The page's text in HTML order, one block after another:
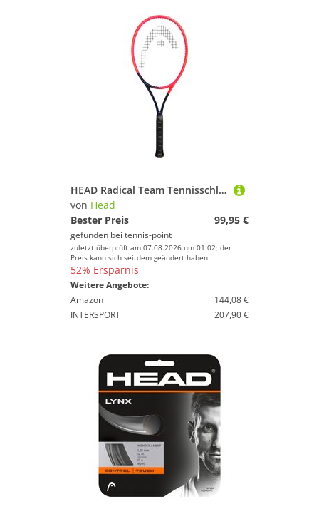
HEAD Radical Team Tennisschläger
von Head
Bester Preis
99,95 €
gefunden bei tennis-point
zuletzt überprüft am 07.08.2026 um 01:02; der
Preis kann sich seitdem geändert haben.
52% Ersparnis
Weitere Angebote:
Amazon
144,08 €
INTERSPORT
207,90 €